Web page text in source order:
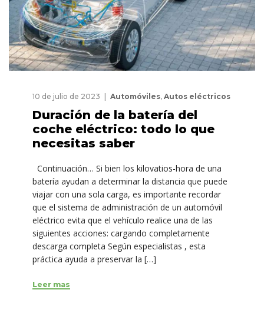
10 de julio de 2023 Automóviles, Autos eléctricos
Duración de la batería del
coche eléctrico: todo lo que
necesitas saber
Continuación… Si bien los kilovatios-hora de una
batería ayudan a determinar la distancia que puede
viajar con una sola carga, es importante recordar
que el sistema de administración de un automóvil
eléctrico evita que el vehículo realice una de las
siguientes acciones: cargando completamente
descarga completa Según especialistas , esta
práctica ayuda a preservar la […]
Leer mas